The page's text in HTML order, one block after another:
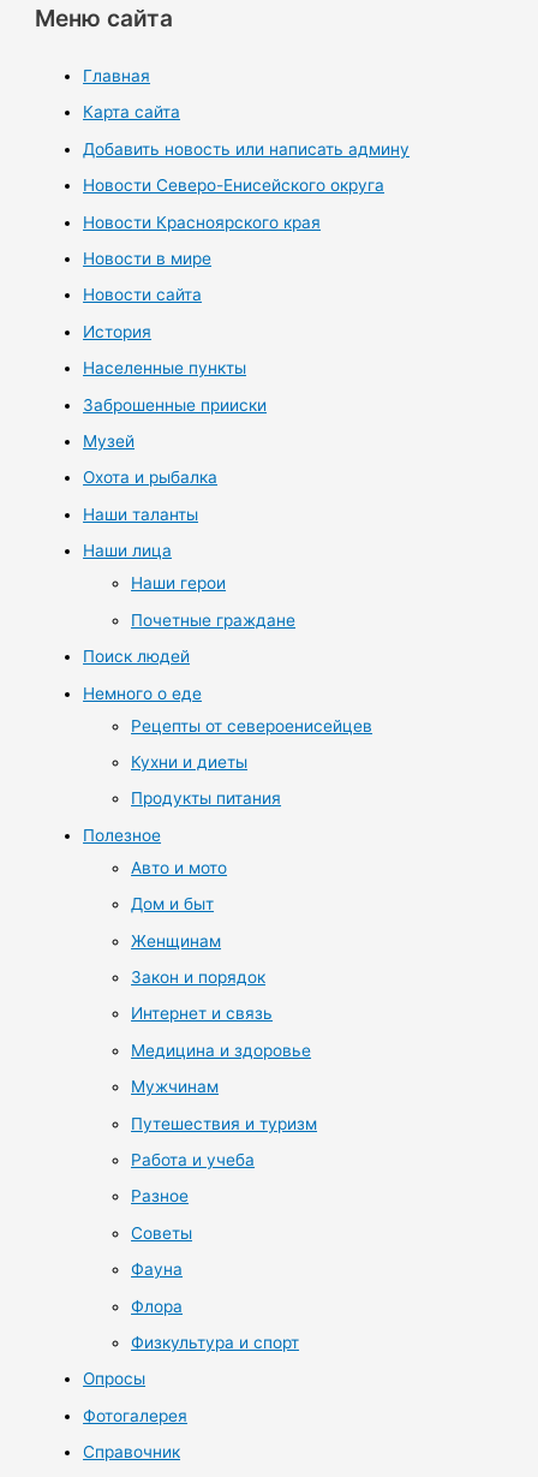
Меню сайта
Главная
Карта сайта
Добавить новость или написать админу
Новости Северо-Енисейского округа
Новости Красноярского края
Новости в мире
Новости сайта
История
Населенные пункты
Заброшенные прииски
Музей
Охота и рыбалка
Наши таланты
Наши лица
Наши герои
Почетные граждане
Поиск людей
Немного о еде
Рецепты от североенисейцев
Кухни и диеты
Продукты питания
Полезное
Авто и мото
Дом и быт
Женщинам
Закон и порядок
Интернет и связь
Медицина и здоровье
Мужчинам
Путешествия и туризм
Работа и учеба
Разное
Советы
Фауна
Флора
Физкультура и спорт
Опросы
Фотогалерея
Справочник